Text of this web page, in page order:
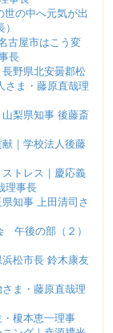
の中へ元気が出
古屋市はこう変
長
野県北安曇郡松
ま・藤原直哉理
梨県知事 後藤斎
｜学校法人後藤
トレス｜慶応義
理事長
知事 上田清司さ
午後の部（２）
松市長 鈴木康友
ま・藤原直哉理
榎本恵一理事